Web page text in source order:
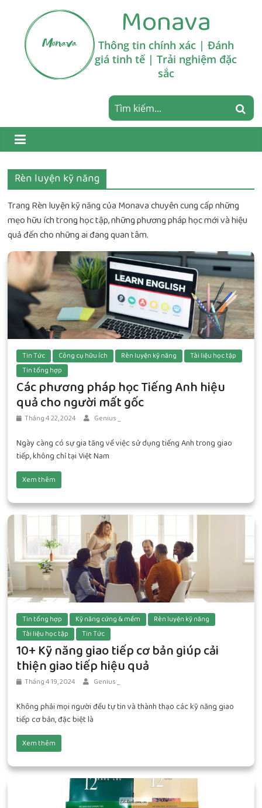
content
Monava
Thông tin chính xác | Đánh
giá tinh tế | Trải nghiệm đặc
sắc
Rèn luyện kỹ năng
Trang Rèn luyện kỹ năng của Monava chuyên cung cấp những
mẹo hữu ích trong học tập, những phương pháp học mới và hiệu
quả đến cho những ai đang quan tâm.
Tin Tức Công cụ hữu ích Rèn luyện kỹ năng
Tài liệu học tập
Tin tổng hợp
Các phương pháp học Tiếng Anh hiệu
quả cho người mất gốc
Tháng 4 22, 2024 Genius _
Ngày càng có sự gia tăng về việc sử dụng tiếng Anh trong giao
tiếp, không chỉ tại Việt Nam
Xem thêm
Tin tổng hợp Kỹ năng cứng & mềm
Rèn luyện kỹ năng
Tài liệu học tập
Tin Tức
10+ Kỹ năng giao tiếp cơ bản giúp cải
thiện giao tiếp hiệu quả
Tháng 4 19, 2024 Genius _
Không phải mọi người đều tự tin và thành thạo các kỹ năng giao
tiếp cơ bản, đặc biệt là
Xem thêm